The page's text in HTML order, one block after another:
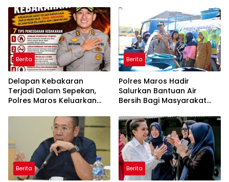
Berita
Delapan Kebakaran
Terjadi Dalam Sepekan,
Polres Maros Keluarkan
Masyarakat
Berita
Polres Maros Hadir
Salurkan Bantuan Air
Bersih Bagi Masyarakat
Di Maros
Berita Berita